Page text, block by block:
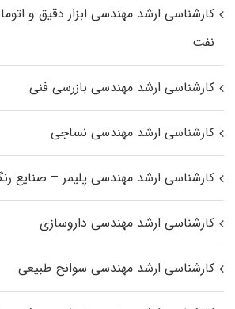
کارشناسی ارشد مهندسی ابزار دقیق و
نفت
کارشناسی ارشد مهندسی بازرسی فنی
کارشناسی ارشد مهندسی نساجی
کارشناسی ارشد مهندسی پلیمر – صنایع
کارشناسی ارشد مهندسی داروسازی
کارشناسی ارشد مهندسی سوانح طبیعی